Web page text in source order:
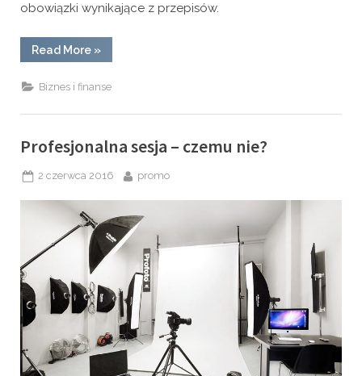
obowiązki wynikające z przepisów.
Read More“Porady
prawne
gdzie
można
uzyskać?”
»
Biznes i finanse
Profesjonalna sesja – czemu nie?
Posted
2 czerwca 2016 By
promo